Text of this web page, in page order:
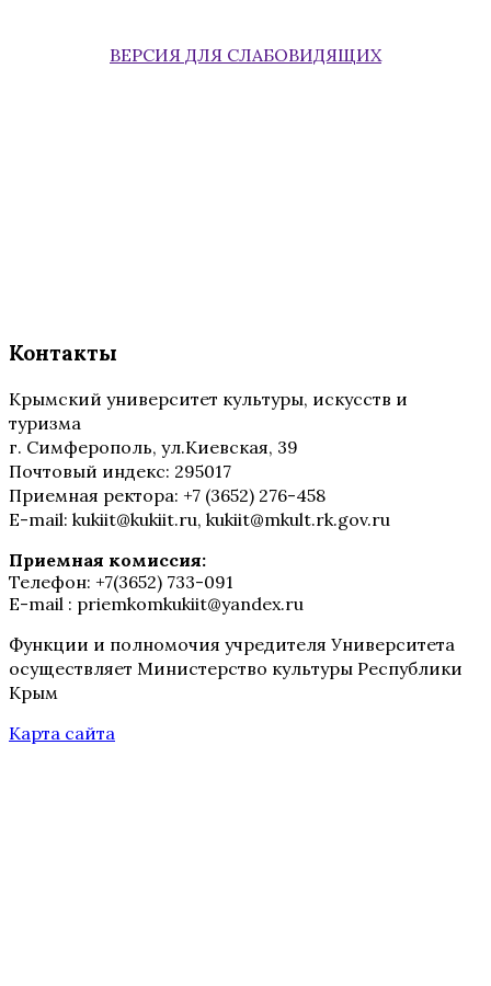
ВЕРСИЯ ДЛЯ СЛАБОВИДЯЩИХ
Контакты
Крымский университет культуры, искусств и
туризма
г. Симферополь, ул.Киевская, 39
Почтовый индекс: 295017
Приемная ректора: +7 (3652) 276-458
E-mail: kukiit@kukiit.ru, kukiit@mkult.rk.gov.ru
Приемная комиссия:
Телефон: +7(3652) 733-091
E-mail : priemkomkukiit@yandex.ru
Функции и полномочия учредителя Университета
осуществляет Министерство культуры Республики
Крым
Карта сайта